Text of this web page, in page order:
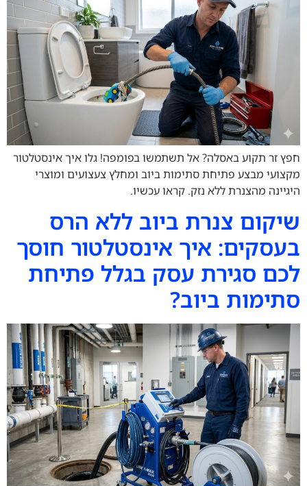
חפץ זר תקוע באסלה? אל תשתמשו בפומפה! גלו איך אינסטלטור
מקצועי מבצע פתיחת סתימות ביוב ומחלץ צעצועים ומוצרי
היגיינה מהצנרת ללא נזק. קראו עכשיו.
שיקום צנרת ביוב ללא הרס
בעסקים: איך אינסטלטור חוסך
לכם סגירת עסק בגלל פתיחת
סתימות ביוב?